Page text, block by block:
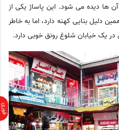
دیده می شود. این پاساژ یکی از
دلیل بنایی کهنه دارد، اما به خاطر
در یک خیابان شلوغ رونق خوبی دارد.